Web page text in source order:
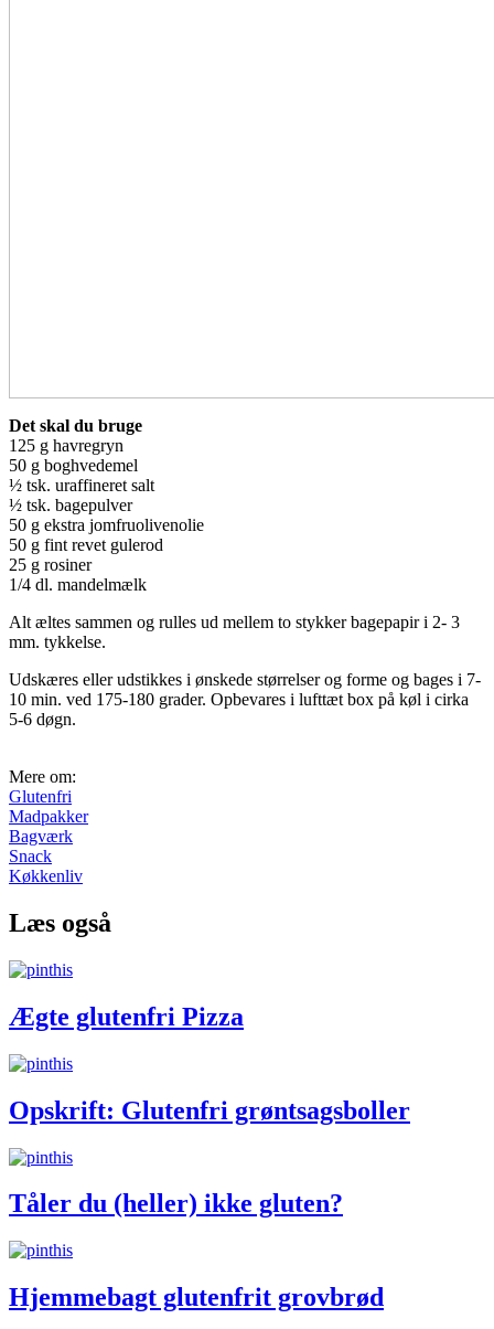
Det skal du bruge
125 g havregryn
50 g boghvedemel
½ tsk. uraffineret salt
½ tsk. bagepulver
50 g ekstra jomfruolivenolie
50 g fint revet gulerod
25 g rosiner
1/4 dl. mandelmælk
Alt æltes sammen og rulles ud mellem to stykker bagepapir i 2- 3
mm. tykkelse.
Udskæres eller udstikkes i ønskede størrelser og forme og bages i 7-
10 min. ved 175-180 grader. Opbevares i lufttæt box på køl i cirka
5-6 døgn.
Mere om:
Glutenfri
Madpakker
Bagværk
Snack
Køkkenliv
Læs også
Ægte glutenfri Pizza
Opskrift: Glutenfri grøntsagsboller
Tåler du (heller) ikke gluten?
Hjemmebagt glutenfrit grovbrød